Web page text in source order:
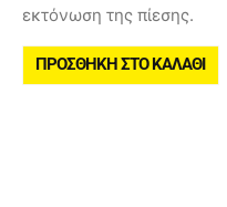
εκτόνωση της πίεσης.
ΠΡΟΣΘΉΚΗ ΣΤΟ ΚΑΛΆΘΙ